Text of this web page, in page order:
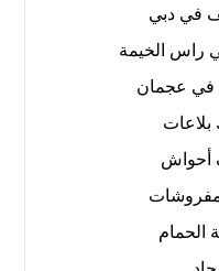
في دبي
راس الخيمة
في عجمان
أحواش
الحمام